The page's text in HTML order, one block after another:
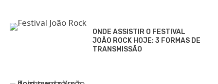
ONDE ASSISTIR O FESTIVAL
JOÃO ROCK HOJE: 3 FORMAS DE
TRANSMISSÃO